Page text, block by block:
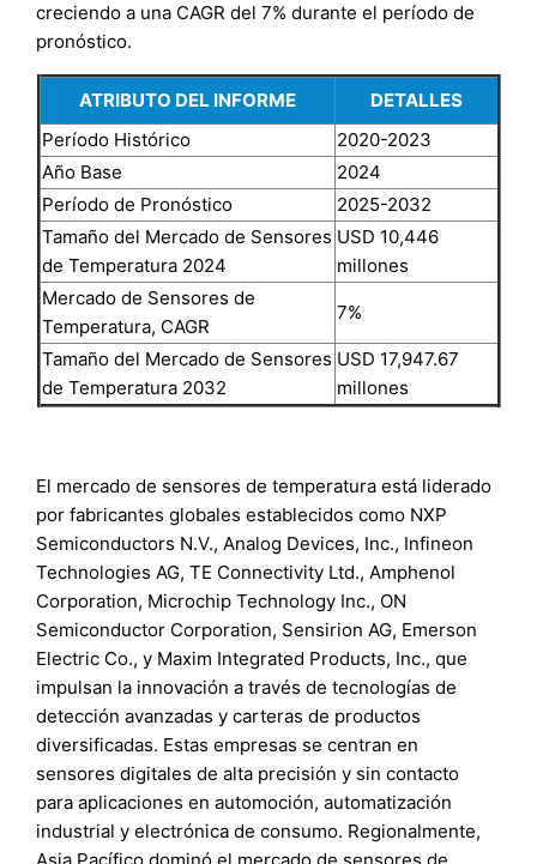
creciendo a una CAGR del 7% durante el período de
pronóstico.
ATRIBUTO DEL INFORME
DETALLES
Período Histórico
2020-2023
Año Base
2024
Período de Pronóstico
2025-2032
Tamaño del Mercado de Sensores
de Temperatura 2024
USD 10,446
millones
Mercado de Sensores de
Temperatura, CAGR
7%
Tamaño del Mercado de Sensores
de Temperatura 2032
USD 17,947.67
millones
El mercado de sensores de temperatura está liderado
por fabricantes globales establecidos como NXP
Semiconductors N.V., Analog Devices, Inc., Infineon
Technologies AG, TE Connectivity Ltd., Amphenol
Corporation, Microchip Technology Inc., ON
Semiconductor Corporation, Sensirion AG, Emerson
Electric Co., y Maxim Integrated Products, Inc., que
impulsan la innovación a través de tecnologías de
detección avanzadas y carteras de productos
diversificadas. Estas empresas se centran en
sensores digitales de alta precisión y sin contacto
para aplicaciones en automoción, automatización
industrial y electrónica de consumo. Regionalmente,
Asia Pacífico dominó el mercado de sensores de